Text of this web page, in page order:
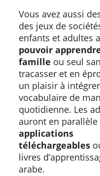
Vous avez aussi
des jeux de
enfants et adultes
pouvoir
famille ou seul
tracasser et en
un plaisir à
vocabulaire de
quotidienne. Les
auront en parallèle
applications
téléchargeables
livres
arabe.